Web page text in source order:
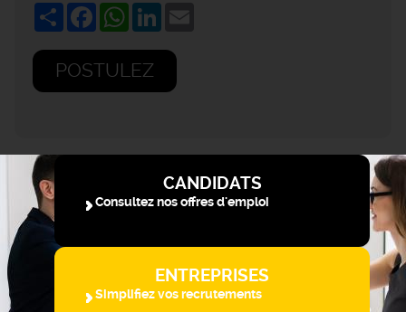
ShareFacebookWhatsApp
LinkedIn
POSTULEZ
CANDIDATS
Consultez nos offres d'emploi
ENTREPRISES
Simplifiez vos recrutements